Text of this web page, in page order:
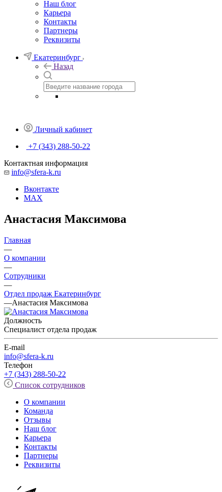
Наш блог
Карьера
Контакты
Партнеры
Реквизиты
Екатеринбург
Назад
Личный кабинет
+7 (343) 288-50-22
Контактная информация
info@sfera-k.ru
Вконтакте
MAX
Анастасия Максимова
Главная
—
О компании
—
Сотрудники
—
Отдел продаж Екатеринбург
—Анастасия Максимова
Должность
Специалист отдела продаж
E-mail
info@sfera-k.ru
Телефон
+7 (343) 288-50-22
Список сотрудников
О компании
Команда
Отзывы
Наш блог
Карьера
Контакты
Партнеры
Реквизиты